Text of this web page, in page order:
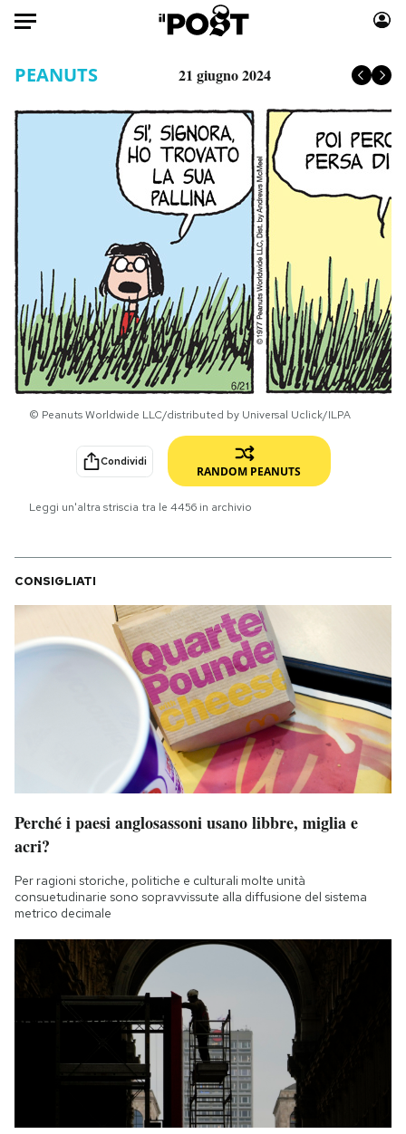
HOME
Scienza
Cultura
Economia
Sport
Moda
Libri
Consumismi
Storie/Idee
Ok Boomer!
Media
Europa
Altrecose
Mondiali calcio 2026
PODCAST
NEWSLETTER
I MIEI PREFERITI
AREA PERSONALE
Area Personale
Notifiche mobile
Hai bisogno di aiuto?
Esci
PEANUTS 21 giugno 2024
© Peanuts Worldwide LLC/distributed by Universal Uclick/ILPA
Condividi
RANDOM PEANUTS
Leggi un'altra striscia tra le 4456 in archivio
CONSIGLIATI
Perché i paesi anglosassoni usano libbre, miglia e
acri?
Per ragioni storiche, politiche e culturali molte unità
consuetudinarie sono sopravvissute alla diffusione del sistema
metrico decimale